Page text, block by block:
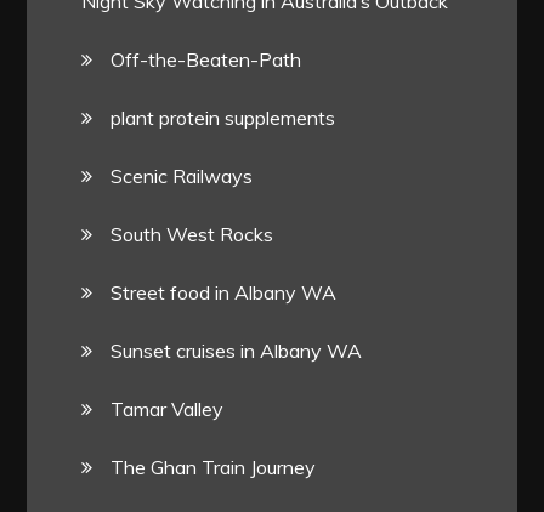
Off-the-Beaten-Path
plant protein supplements
Scenic Railways
South West Rocks
Street food in Albany WA
Sunset cruises in Albany WA
Tamar Valley
The Ghan Train Journey